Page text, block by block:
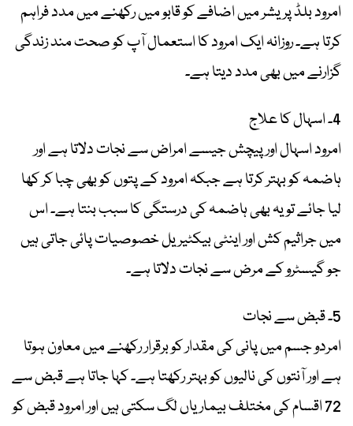
امرود بلڈ پریشر میں اضافے کو قابو میں رکھنے میں مدد فراہم
کرتا ہے۔ روزانہ ایک امرود کا استعمال آپ کو صحت مند زندگی
گزارنے میں بھی مدد دیتا ہے۔
4۔ اسہال کا علاج
امرود اسہال اور پیچش جیسے امراض سے نجات دلاتا ہے اور
ہاضمہ کو بہتر کرتا ہے جبکہ امرود کے پتوں کو بھی چبا کر کھا
لیا جائے تو یہ بھی ہاضمہ کی درستگی کا سبب بنتا ہے۔ اس
میں جراثیم کش اور اینٹی بیکٹیریل خصوصیات پائی جاتی ہیں
جو گیسٹرو کے مرض سے نجات دلاتا ہے۔
5۔ قبض سے نجات
امردو جسم میں پانی کی مقدار کو برقرار رکھنے میں معاون ہوتا
ہے اور آنتوں کی نالیوں کو بہتر رکھتا ہے۔ کہا جاتا ہے قبض سے
72 اقسام کی مختلف بیماریاں لگ سکتی ہیں اور امرود قبض کو